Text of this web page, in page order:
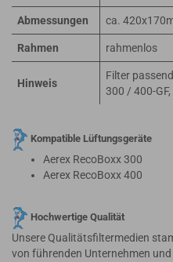
Abmessungen ca.
Rahmen rahmenlos
Hinweis
Filter
300 / 400-
Kompatible Lüftungsgeräte
Aerex RecoBoxx 300
Aerex RecoBoxx 400
Hochwertige Qualität
Unsere Qualitätsfiltermedien
von führenden Unternehmen